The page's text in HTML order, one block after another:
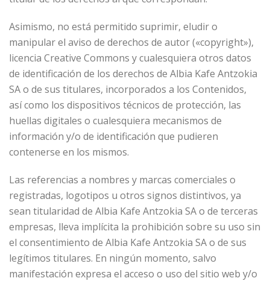
Asimismo, no está permitido suprimir, eludir o
manipular el aviso de derechos de autor («copyright»),
licencia Creative Commons y cualesquiera otros datos
de identificación de los derechos de Albia Kafe Antzokia
SA o de sus titulares, incorporados a los Contenidos,
así como los dispositivos técnicos de protección, las
huellas digitales o cualesquiera mecanismos de
información y/o de identificación que pudieren
contenerse en los mismos.
Las referencias a nombres y marcas comerciales o
registradas, logotipos u otros signos distintivos, ya
sean titularidad de Albia Kafe Antzokia SA o de terceras
empresas, lleva implícita la prohibición sobre su uso sin
el consentimiento de Albia Kafe Antzokia SA o de sus
legítimos titulares. En ningún momento, salvo
manifestación expresa el acceso o uso del sitio web y/o